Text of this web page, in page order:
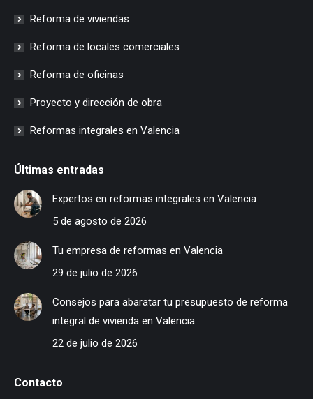
Reforma de viviendas
Reforma de locales comerciales
Reforma de oficinas
Proyecto y dirección de obra
Reformas integrales en Valencia
Últimas entradas
Expertos en reformas integrales en Valencia
5 de agosto de 2026
Tu empresa de reformas en Valencia
29 de julio de 2026
Consejos para abaratar tu presupuesto de reforma
integral de vivienda en Valencia
22 de julio de 2026
Contacto